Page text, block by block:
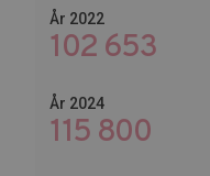
År 2022
102 653
År 2024
141 000